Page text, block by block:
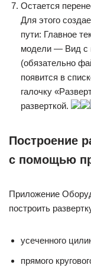
Остается
Для этого
пути: Главное
модели — Вид с
(обязательно
появится в
галочку
разверткой.
Построение
с помощью
Приложение
построить
усеченного
прямого